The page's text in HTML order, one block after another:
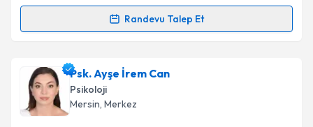
Takvim Talebini Gönder
Randevu Talep Et
Randevu Takvimi Talebi
Uzm. Dr. İsmail Özveriçin randevu takvimi talebi
oluşturun. Size bu uzmandan randevu almanız için bir
takvim hazırlandığında e-posta ile bilgilendireceğiz.
Psk. Ayşe İrem Can
Psikoloji
Mersin, Merkez